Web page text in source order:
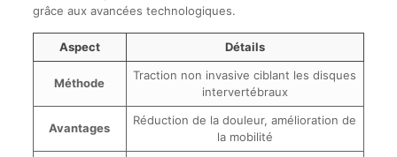
grâce aux avancées technologiques.
Aspect Détails
Méthode
Traction non invasive ciblant les disques
intervertébraux
Avantages
Réduction de la douleur, amélioration de
la mobilité